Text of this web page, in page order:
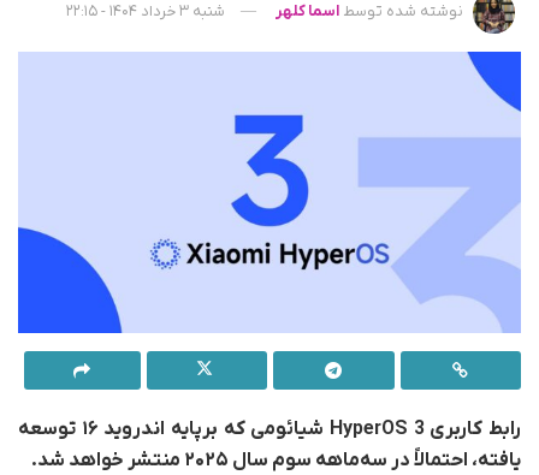
نوشته شده توسط اسما کلهر شنبه 3 خرداد 1404 - 22:15
رابط کاربری HyperOS 3 شیائومی که برپایه اندروید ۱۶ توسعه
یافته، احتمالاً در سه‌ماهه سوم سال ۲۰۲۵ منتشر خواهد شد.